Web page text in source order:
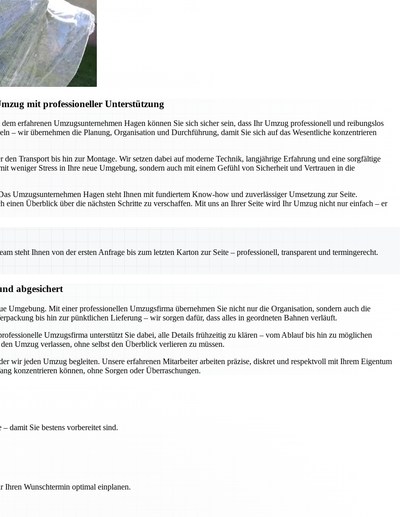
mit professioneller Unterstützung
erfahrenen Umzugsunternehmen Hagen können Sie sich sicher sein, dass Ihr Umzug professionell und reibungslos
– wir übernehmen die Planung, Organisation und Durchführung, damit Sie sich auf das Wesentliche konzentrieren
Transport bis hin zur Montage. Wir setzen dabei auf moderne Technik, langjährige Erfahrung und eine sorgfältige
weniger Stress in Ihre neue Umgebung, sondern auch mit einem Gefühl von Sicherheit und Vertrauen in die
Umzugsunternehmen Hagen steht Ihnen mit fundiertem Know-how und zuverlässiger Umsetzung zur Seite.
Überblick über die nächsten Schritte zu verschaffen. Mit uns an Ihrer Seite wird Ihr Umzug nicht nur einfach – er
steht Ihnen von der ersten Anfrage bis zum letzten Karton zur Seite – professionell, transparent und termingerecht.
abgesichert
Umgebung. Mit einer professionellen Umzugsfirma übernehmen Sie nicht nur die Organisation, sondern auch die
bis hin zur pünktlichen Lieferung – wir sorgen dafür, dass alles in geordneten Bahnen verläuft.
Umzugsfirma unterstützt Sie dabei, alle Details frühzeitig zu klären – vom Ablauf bis hin zu möglichen
Umzug verlassen, ohne selbst den Überblick verlieren zu müssen.
wir jeden Umzug begleiten. Unsere erfahrenen Mitarbeiter arbeiten präzise, diskret und respektvoll mit Ihrem Eigentum
konzentrieren können, ohne Sorgen oder Überraschungen.
damit Sie bestens vorbereitet sind.
Wunschtermin optimal einplanen.